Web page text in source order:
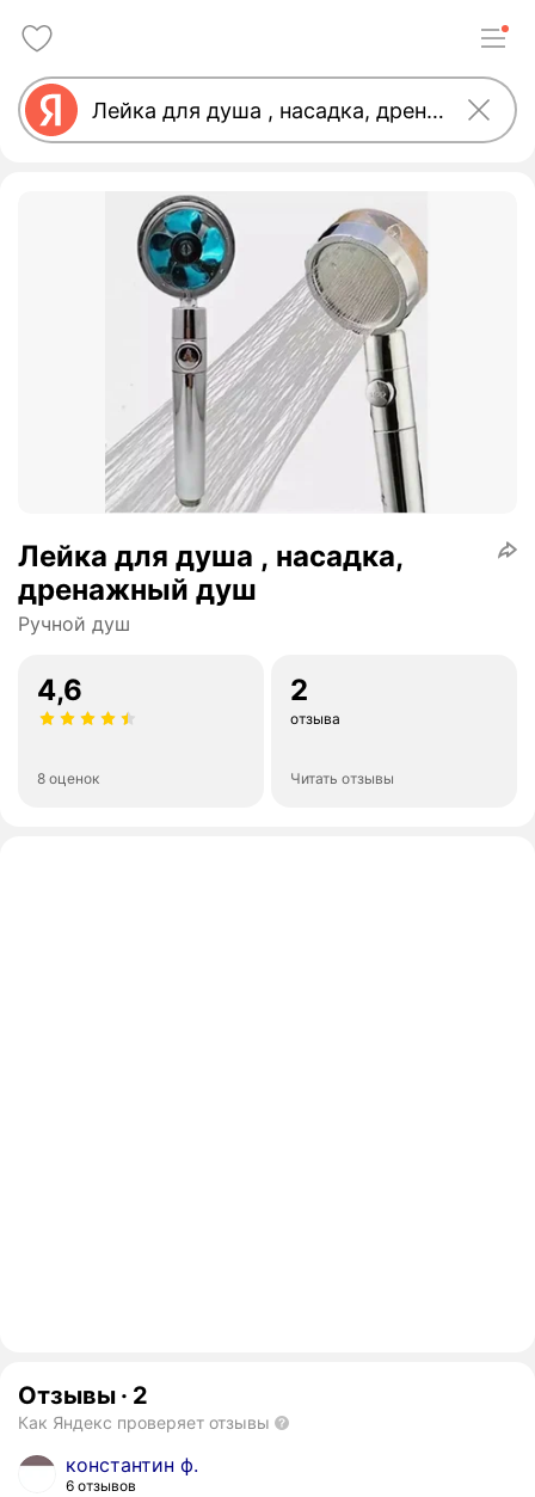
Лейка для душа , насадка,
дренажный душ
Ручной душ
4,6
8 оценок
2
отзыва
Читать отзывы
Отзывы · 2
Как Яндекс проверяет отзывы
константин ф.
6 отзывов